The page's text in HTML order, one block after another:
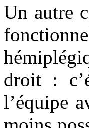
Un autre
droit :
l’équipe